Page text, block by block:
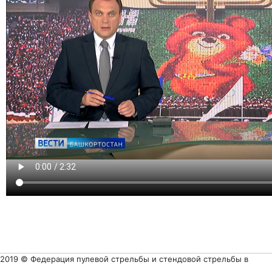
2019 © Федерация пулевой стрельбы и стендовой стрельбы в